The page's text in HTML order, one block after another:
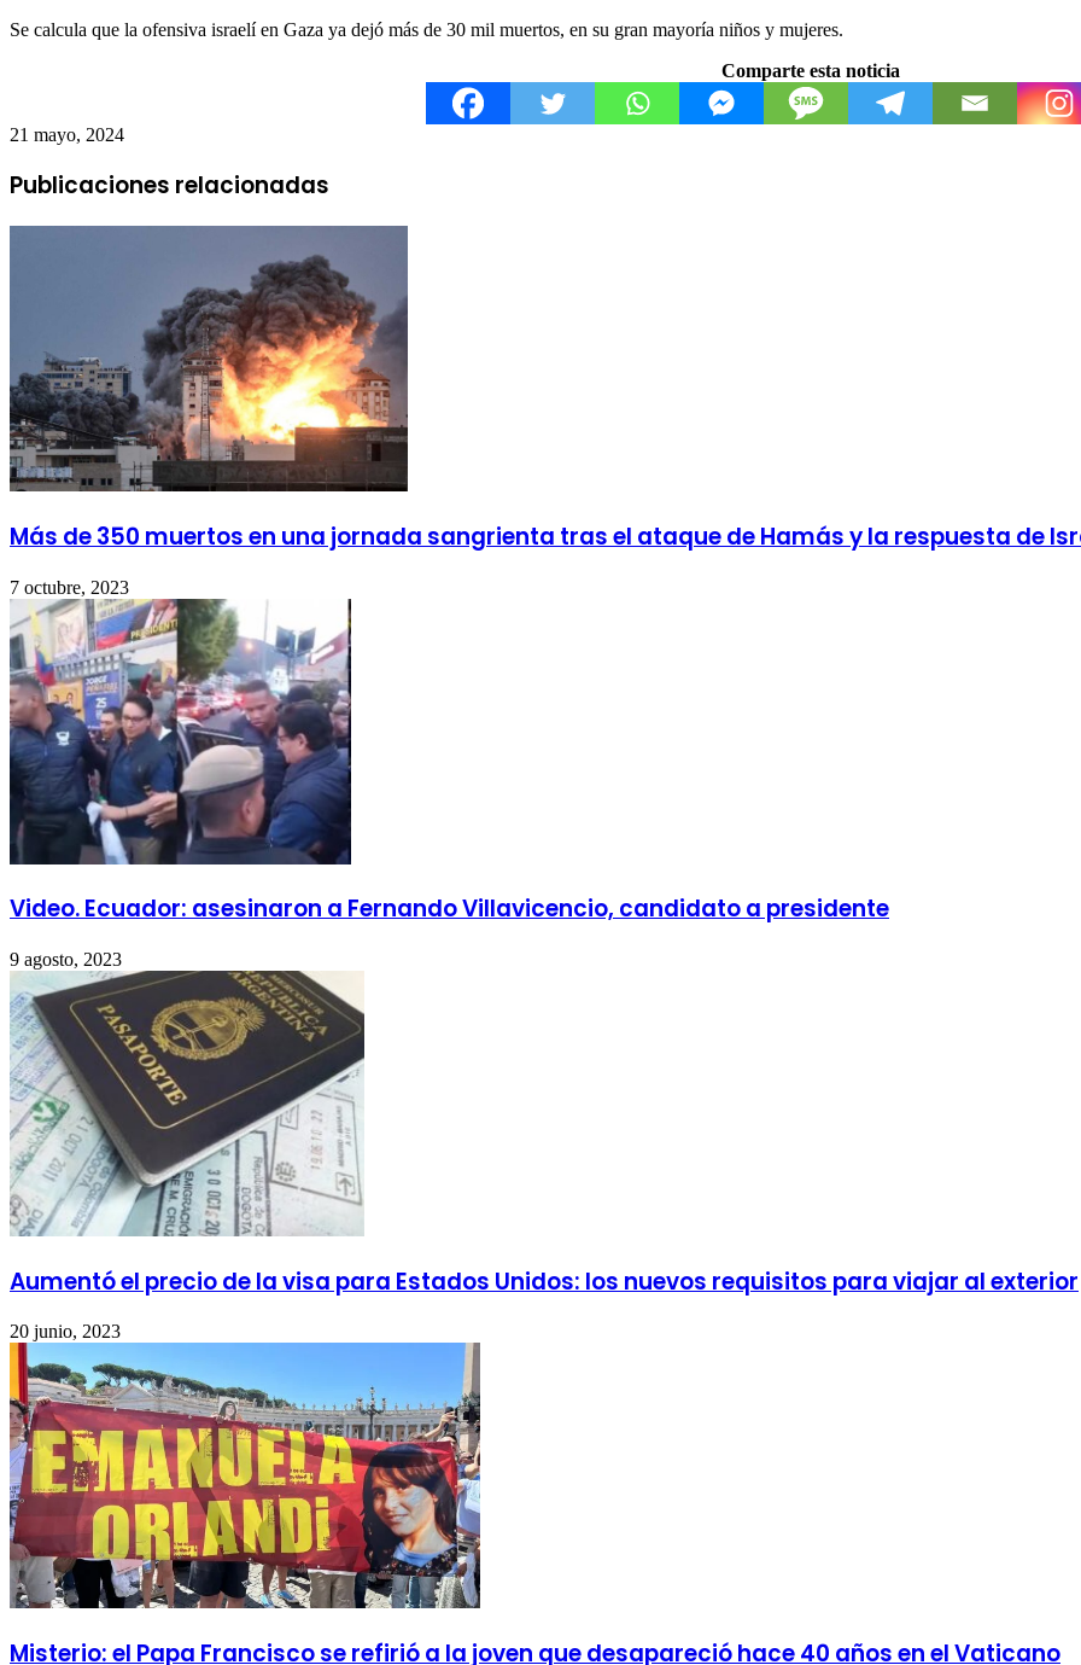
Se calcula que la ofensiva israelí en Gaza ya dejó más de 30 mil muertos, en su gran mayoría niños y mujeres.
Comparte esta noticia
21 mayo, 2024
Publicaciones relacionadas
Más de 350 muertos en una jornada sangrienta tras el ataque de Hamás y la respuesta de
7 octubre, 2023
Video. Ecuador: asesinaron a Fernando Villavicencio, candidato a presidente
9 agosto, 2023
Aumentó el precio de la visa para Estados Unidos: los nuevos requisitos para viajar al exterior
20 junio, 2023
Misterio: el Papa Francisco se refirió a la joven que desapareció hace 40 años en el Vaticano